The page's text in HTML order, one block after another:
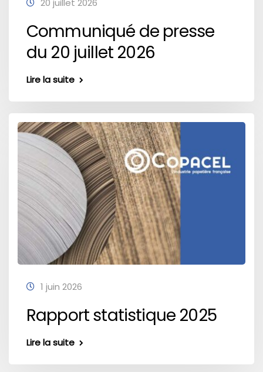
20 juillet 2026
Communiqué de presse
du 20 juillet 2026
Lire la suite
1 juin 2026
Rapport statistique 2025
Lire la suite